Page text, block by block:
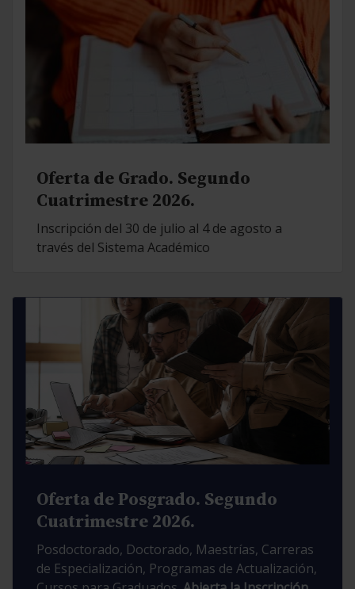
Oferta de Grado. Segundo
Cuatrimestre 2026.
Inscripción del 30 de julio al 4 de agosto a
través del Sistema Académico
Oferta de Posgrado. Segundo
Cuatrimestre 2026.
Posdoctorado, Doctorado, Maestrías, Carreras
de Especialización, Programas de Actualización,